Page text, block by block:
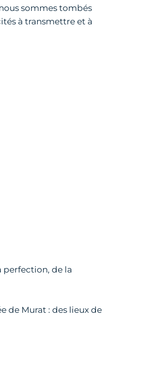
sommes tombés
à transmettre et à
perfection, de la
de Murat : des lieux de